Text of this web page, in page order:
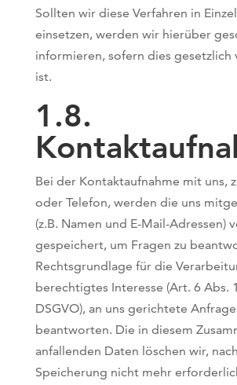
Sollten wir diese Verfahren in
einsetzen, werden wir hierüber
informieren, sofern dies gesetzlich
ist.
1.8.
Bei der Kontaktaufnahme mit uns,
oder Telefon, werden die uns
(z.B. Namen und E-Mail-Adressen)
gespeichert, um Fragen zu
Rechtsgrundlage für die
berechtigtes Interesse (Art. 6 Abs.
DSGVO), an uns gerichtete
beantworten. Die in diesem
anfallenden Daten löschen wir,
Speicherung nicht mehr